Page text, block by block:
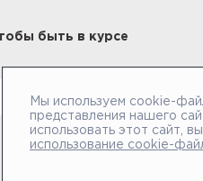
быть в курсе
Мы используем cookie-
представления нашего
использовать этот сайт,
использование cookie-